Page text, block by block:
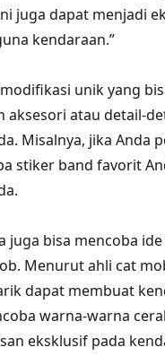
juga dapat menjadi
kendaraan.”
unik yang
aksesori atau detail-
Misalnya, jika Anda
stiker band favorit
juga bisa mencoba
Menurut ahli cat
dapat membuat
warna-warna
eksklusif pada